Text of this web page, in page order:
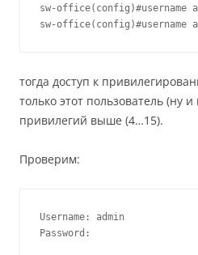
sw-office(config)#username
sw-office(config)#username
тогда доступ к
только этот пользователь (ну
привилегий выше (4…15).
Проверим:
Username: admin
Password: